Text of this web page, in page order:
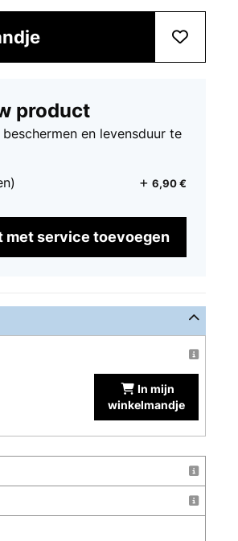
product
en levensduur te
6,90 €
met service toevoegen
In mijn
winkelmandje